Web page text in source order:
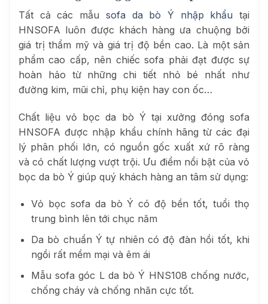
Tất cả các mẫu sofa da bò Ý nhập khẩu tại
HNSOFA luôn được khách hàng ưa chuộng bởi
giá trị thẩm mỹ và giá trị độ bền cao. Là một sản
phẩm cao cấp, nên chiếc sofa phải đạt được sự
hoàn hảo từ những chi tiết nhỏ bé nhất như
đường kim, mũi chỉ, phụ kiện hay con ốc…
Chất liệu vỏ bọc da bò Ý tại xưởng đóng sofa
HNSOFA được nhập khẩu chính hãng từ các đại
lý phân phối lớn, có nguồn gốc xuất xứ rõ ràng
và có chất lượng vượt trội. Ưu điểm nổi bật của vỏ
bọc da bò Ý giúp quý khách hàng an tâm sử dụng:
Vỏ bọc sofa da bò Ý có độ bền tốt, tuổi thọ
trung bình lên tới chục năm
Da bò chuẩn Ý tự nhiên có độ đàn hồi tốt, khi
ngồi rất mềm mại và êm ái
Mẫu sofa góc L da bò Ý HNS108 chống nước,
chống cháy và chống nhăn cực tốt.